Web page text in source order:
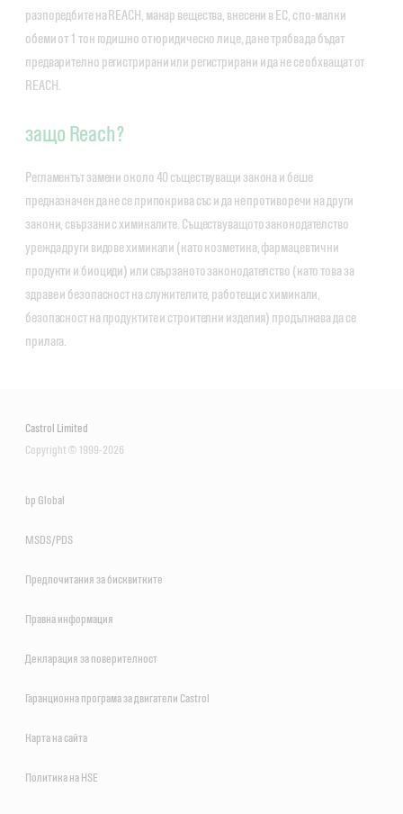
разпоредбите на REACH, макар вещества, внесени в ЕС, с по-малки
обеми от 1 тон годишно от юридическо лице, да не трябва да бъдат
предварително регистрирани или регистрирани и да не се обхващат от
REACH.
защо Reach?
Регламентът замени около 40 съществуващи закона и беше
предназначен да не се припокрива със и да не противоречи на други
закони, свързани с химикалите. Съществуващото законодателство
урежда други видове химикали (като козметика, фармацевтични
продукти и биоциди) или свързаното законодателство (като това за
здраве и безопасност на служителите, работещи с химикали,
безопасност на продуктите и строителни изделия) продължава да се
прилага.
Castrol Limited
Copyright © 1999-2026
bp Global
MSDS/PDS
Предпочитания за бисквитките
Правна информация
Декларация за поверителност
Гаранционна програма за двигатели Castrol
Карта на сайта
Политика на HSE